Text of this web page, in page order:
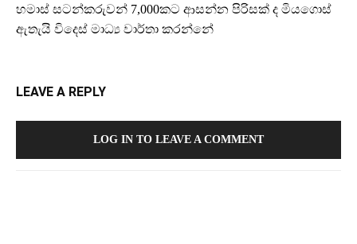
හමාස් සටන්කරුවන් 7,000කට ආසන්න පිරිසක් ද මියගොස්
ඇතැයි විදෙස් මාධ්‍ය වාර්තා කරන්නේ
LEAVE A REPLY
LOG IN TO LEAVE A COMMENT